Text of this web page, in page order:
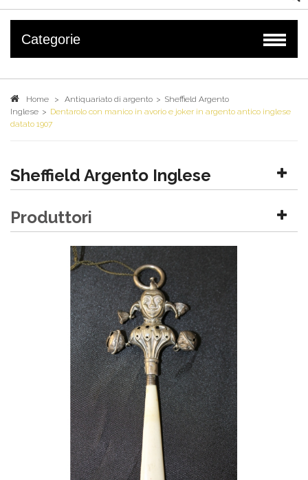
Categorie
Home > Antiquariato di argento > Sheffield Argento
Inglese > Dentarolo con manico in avorio e joker in argento antico inglese
datato 1907
Sheffield Argento Inglese
Produttori